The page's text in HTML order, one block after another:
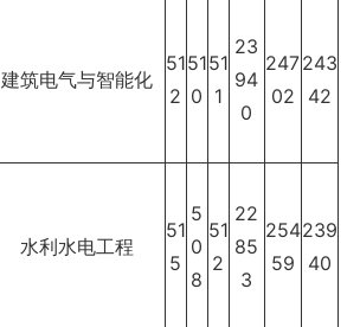
建筑电气与智能化
51
2
51
0
51
1
23
94
0
247
02
243
42
水利水电工程
51
5
5
0
8
51
2
22
85
3
254
59
239
40